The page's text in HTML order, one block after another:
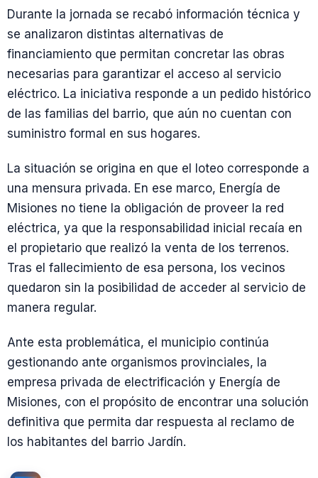
Durante la jornada se recabó información técnica y
se analizaron distintas alternativas de
financiamiento que permitan concretar las obras
necesarias para garantizar el acceso al servicio
eléctrico. La iniciativa responde a un pedido histórico
de las familias del barrio, que aún no cuentan con
suministro formal en sus hogares.
La situación se origina en que el loteo corresponde a
una mensura privada. En ese marco, Energía de
Misiones no tiene la obligación de proveer la red
eléctrica, ya que la responsabilidad inicial recaía en
el propietario que realizó la venta de los terrenos.
Tras el fallecimiento de esa persona, los vecinos
quedaron sin la posibilidad de acceder al servicio de
manera regular.
Ante esta problemática, el municipio continúa
gestionando ante organismos provinciales, la
empresa privada de electrificación y Energía de
Misiones, con el propósito de encontrar una solución
definitiva que permita dar respuesta al reclamo de
los habitantes del barrio Jardín.